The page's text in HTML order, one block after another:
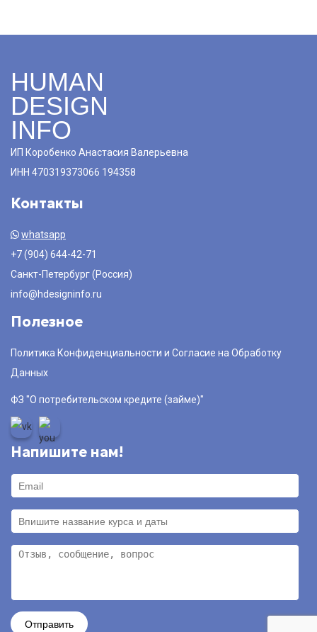
HUMAN
DESIGN
INFO
ИП Коробенко Анастасия Валерьевна
ИНН 470319373066 194358
Контакты
whatsapp
+7 (904) 644-42-71
Санкт-Петербург (Россия)
info@hdesigninfo.ru
Полезное
Политика Конфиденциальности и Согласие на Обработку
Данных
ФЗ "О потребительском кредите (займе)"
Напишите нам!